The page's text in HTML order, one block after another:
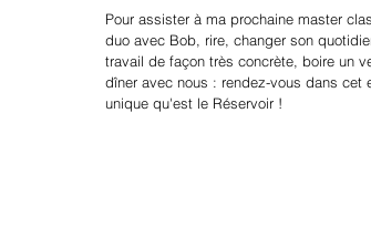
Pour assister à ma prochaine master
duo avec Bob, rire, changer son
travail de façon très concrète, boire un
dîner avec nous : rendez-vous dans cet
unique qu'est le Réservoir !